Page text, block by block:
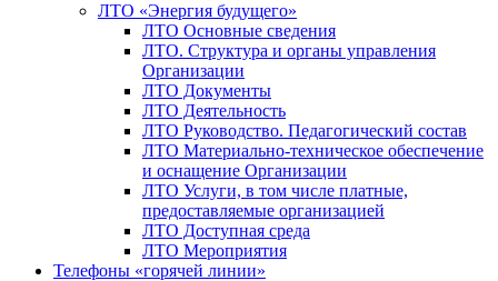
ЛТО «Энергия будущего»
ЛТО Основные сведения
ЛТО. Структура и органы управления
Организации
ЛТО Документы
ЛТО Деятельность
ЛТО Руководство. Педагогический состав
ЛТО Материально-техническое обеспечение
и оснащение Организации
ЛТО Услуги, в том числе платные,
предоставляемые организацией
ЛТО Доступная среда
ЛТО Мероприятия
Телефоны «горячей линии»